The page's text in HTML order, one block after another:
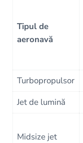
Tipul de
aeronavă
Turbopropulsor
Jet de lumină
Midsize jet